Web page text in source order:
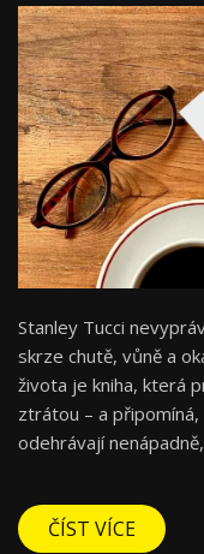
Stanley Tucci
skrze chutě, vůně a
života je kniha, která
ztrátou – a
odehrávají
ČÍST VÍCE